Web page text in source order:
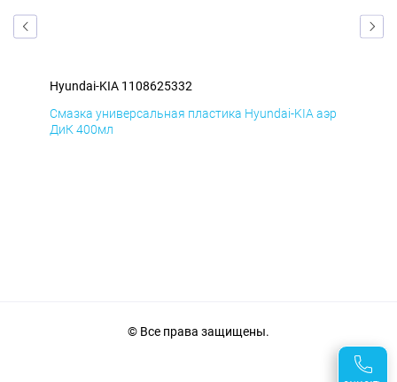
Hyundai-KIA 1108625332
Смазка универсальная пластика Hyundai-KIA аэр
ДиК 400мл
© Все права защищены.